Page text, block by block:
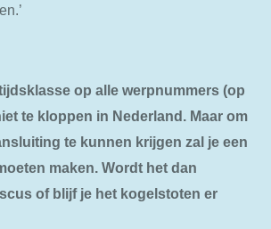
op alle werpnummers (op
te kloppen in Nederland. Maar om
te kunnen krijgen zal je een
maken. Wordt het dan
of blijf je het kogelstoten er